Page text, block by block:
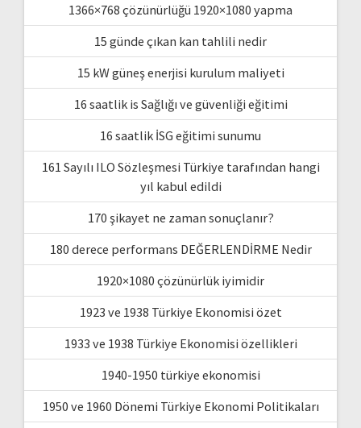
1366×768 çözünürlüğü 1920×1080 yapma
15 günde çıkan kan tahlili nedir
15 kW güneş enerjisi kurulum maliyeti
16 saatlik is Sağlığı ve güvenliği eğitimi
16 saatlik İSG eğitimi sunumu
161 Sayılı ILO Sözleşmesi Türkiye tarafından hangi
yıl kabul edildi
170 şikayet ne zaman sonuçlanır?
180 derece performans DEĞERLENDİRME Nedir
1920×1080 çözünürlük iyimidir
1923 ve 1938 Türkiye Ekonomisi özet
1933 ve 1938 Türkiye Ekonomisi özellikleri
1940-1950 türkiye ekonomisi
1950 ve 1960 Dönemi Türkiye Ekonomi Politikaları